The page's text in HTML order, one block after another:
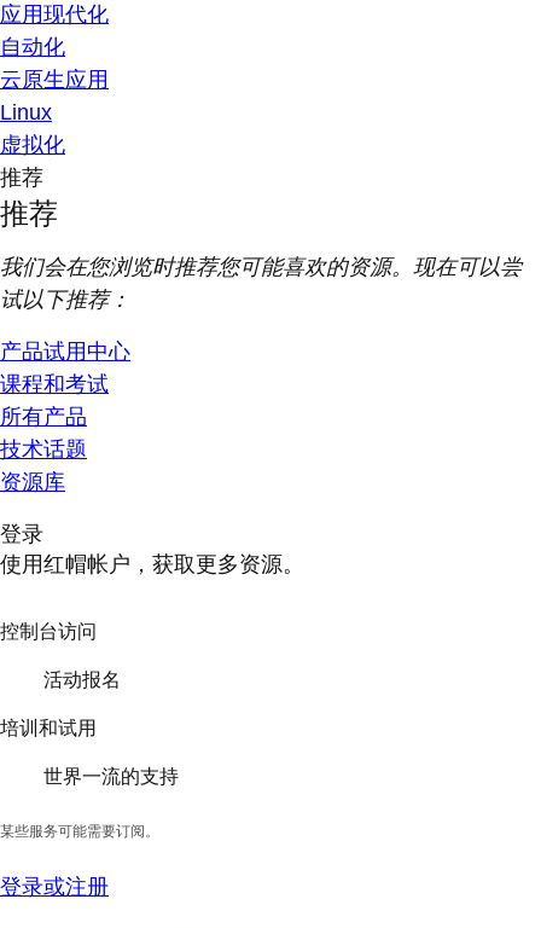
应用现代化
自动化
云原生应用
Linux
虚拟化
推荐
推荐
我们会在您浏览时推荐您可能喜欢的资源。现在可以尝
试以下推荐：
产品试用中心
课程和考试
所有产品
技术话题
资源库
登录
使用红帽帐户，获取更多资源。
控制台访问
活动报名
培训和试用
世界一流的支持
某些服务可能需要订阅。
登录或注册